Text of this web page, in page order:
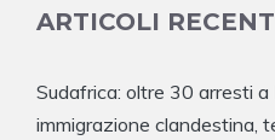
ARTICOLI
Sudafrica: oltre 30 arresti
immigrazione clandestina,